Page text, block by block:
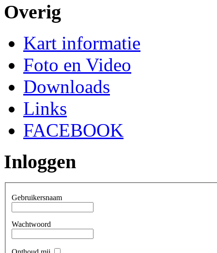
Overig
Kart informatie
Foto en Video
Downloads
Links
FACEBOOK
Inloggen
Gebruikersnaam
Wachtwoord